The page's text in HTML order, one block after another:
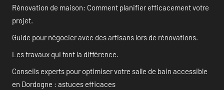
Rénovation de maison: Comment planifier efficacement votre
projet.
Guide pour négocier avec des artisans lors de rénovations.
Les travaux qui font la différence.
Conseils experts pour optimiser votre salle de bain accessible
en Dordogne : astuces efficaces